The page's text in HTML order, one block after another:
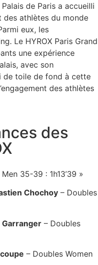
de Paris a accueilli
des athlètes du monde
eux, les
Le HYROX Paris Grand
une expérience
avec son
de toile de fond à cette
des athlètes
des
35-39 : 1h13’39 »
Chochoy – Doubles
Garranger – Doubles
– Doubles Women